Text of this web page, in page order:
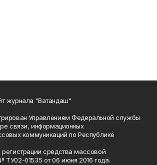
журнала "Ватандаш"
Управлением Федеральной службы
связи, информационных
коммуникаций по Республике
средства массовой
01535 от 06 июня 2016 года.